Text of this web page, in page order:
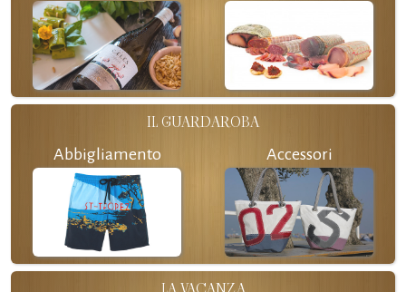
IL GUARDAROBA
Abbigliamento Accessori